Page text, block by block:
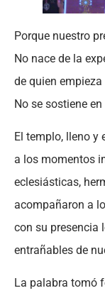
Porque nuestro
No nace de la
de quien
No se sostiene
El templo, lleno y
a los momentos
eclesiásticas,
acompañaron a
con su presencia
entrañables de
La palabra tomó